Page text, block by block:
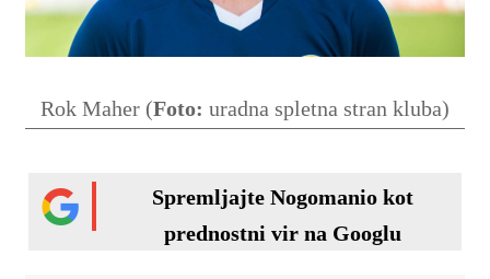
Rok Maher (Foto: uradna spletna stran kluba)
Spremljajte Nogomanio kot
prednostni vir na Googlu